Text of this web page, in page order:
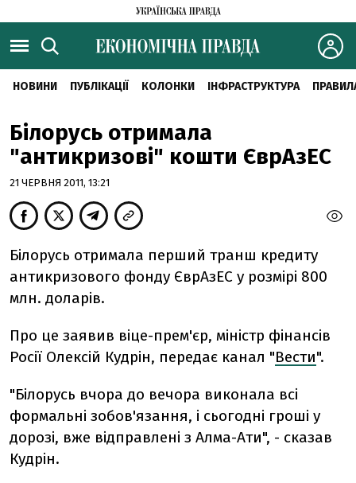
НОВИНИ ПУБЛІКАЦІЇ КОЛОНКИ ІНФРАСТРУКТУРА
Білорусь отримала
"антикризові" кошти ЄврАзЕС
21 ЧЕРВНЯ 2011, 13:21
Білорусь отримала перший транш кредиту
антикризового фонду ЄврАзЕС у розмірі 800
млн. доларів.
Про це заявив віце-прем'єр, міністр фінансів
Росії Олексій Кудрін, передає канал "Вести".
"Білорусь вчора до вечора виконала всі
формальні зобов'язання, і сьогодні гроші у
дорозі, вже відправлені з Алма-Ати", - сказав
Кудрін.